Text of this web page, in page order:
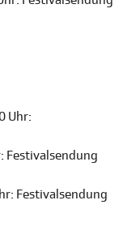
Uhr:
Festivalsendung
Festivalsendung